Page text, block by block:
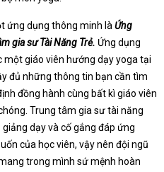
ứng dụng thông minh làỨng
gia sư Tài Năng Trẻ. Ứng dụng
một giáo viên hướng dạy yoga tại
đủ những thông tin bạn cần tìm
đồng hành cùng bất kì giáo viên
Trung tâm gia sư tài năng
dạy và cố gắng đáp ứng
của học viên, vậy nên đội ngũ
trong mình sứ mệnh hoàn